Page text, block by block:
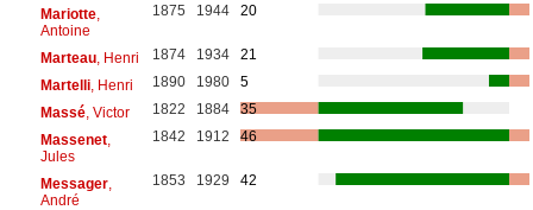
Mariotte,
Antoine
1875 1944 20
Marteau, Henri 1874 1934
21
Martelli, Henri 1890 1980
5
Massé, Victor 1822 1884
35
Massenet,
Jules
1842 1912 46
Messager,
André
1853 1929 42